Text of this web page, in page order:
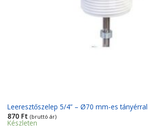
Leeresztőszelep 5/4” – Ø70 mm-es tányérral
870 Ft (bruttó ár)
Készleten